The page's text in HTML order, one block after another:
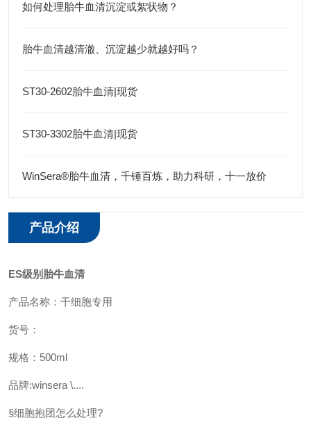
如何处理胎牛血清沉淀或絮状物？
胎牛血清越清澈、沉淀越少就越好吗？
ST30-2602胎牛血清|现货
ST30-3302胎牛血清|现货
WinSera®胎牛血清，千锤百炼，助力科研，十一放价
产品介绍
ES级别胎牛血清
产品名称：干细胞专用
货号：
规格：500ml
品牌:winsera \....
§细胞抱团怎么处理?